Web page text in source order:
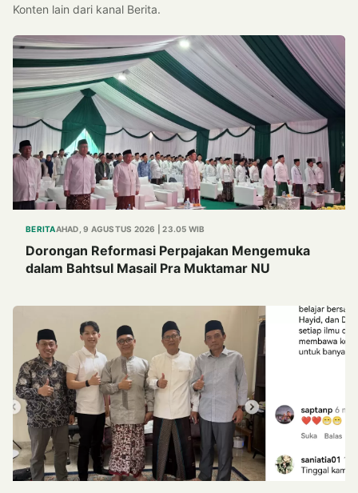
Konten lain dari kanal Berita.
BERITAAHAD, 9 AGUSTUS 2026 | 23.05 WIB
Dorongan Reformasi Perpajakan Mengemuka
dalam Bahtsul Masail Pra Muktamar NU